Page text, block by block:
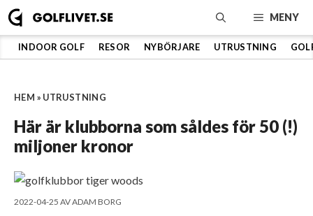
Hoppa
till
innehåll
MENY
INDOOR GOLF RESOR NYBÖRJARE UTRUSTNING
HEM » UTRUSTNING
Här är klubborna som såldes för 50 (!)
miljoner kronor
2022-04-25 AVADAM BORG